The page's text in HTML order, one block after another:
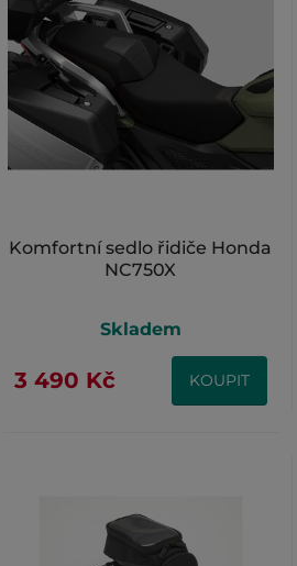
Komfortní sedlo řidiče Honda
NC750X
Skladem
3 490 Kč KOUPIT